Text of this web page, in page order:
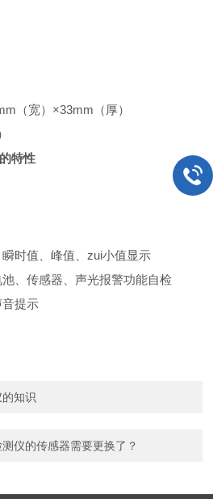
（宽）×33mm（厚）
特性
时值、峰值、zui小值显示
、传感器、声光报警功能自检
音提示
知识
仪的传感器需要更换了？